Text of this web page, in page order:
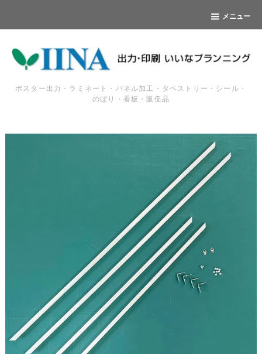
メニュー
ポスター出力・ラミネート・パネル加工・タペストリー・シール・
のぼり・看板・販促品